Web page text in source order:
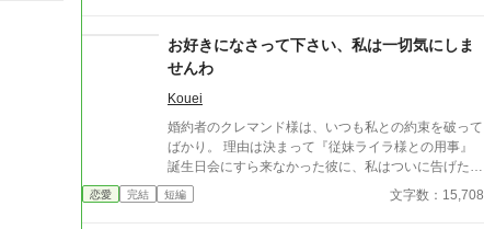
お好きになさって下さい、私は一切気にしま
せんわ
Kouei
婚約者のクレマンド様は、いつも私との約束を破って
ばかり。 理由は決まって『従妹ライラ様との用事』
誕生日会にすら来なかった彼に、私はついに告げた。
「どうぞ、私以外のご令嬢をエスコートするなり、お
出かけするなり、関係を持つなり、お好きになさって
恋愛 完結 短編 文字数：15,708